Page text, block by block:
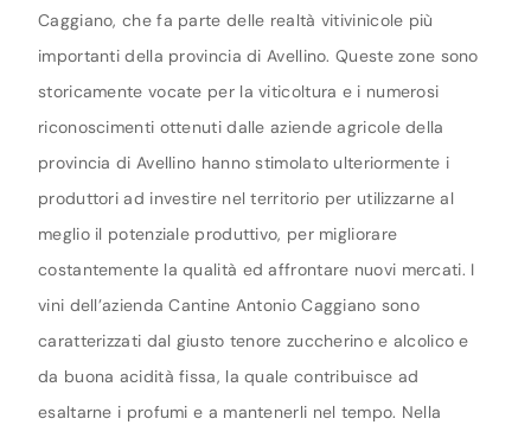
Caggiano, che fa parte delle realtà vitivinicole più
importanti della provincia di Avellino. Queste zone sono
storicamente vocate per la viticoltura e i numerosi
riconoscimenti ottenuti dalle aziende agricole della
provincia di Avellino hanno stimolato ulteriormente i
produttori ad investire nel territorio per utilizzarne al
meglio il potenziale produttivo, per migliorare
costantemente la qualità ed affrontare nuovi mercati. I
vini dell’azienda Cantine Antonio Caggiano sono
caratterizzati dal giusto tenore zuccherino e alcolico e
da buona acidità fissa, la quale contribuisce ad
esaltarne i profumi e a mantenerli nel tempo. Nella